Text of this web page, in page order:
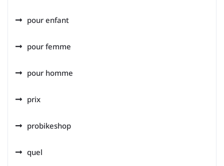
pour enfant
pour femme
pour homme
prix
probikeshop
quel